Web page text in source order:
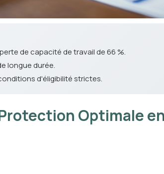
de capacité de travail de 66 %.
longue durée.
d'éligibilité strictes.
Optimale